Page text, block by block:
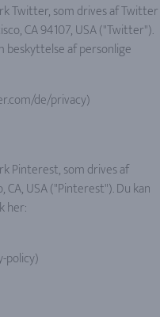
Twitter, som drives af Twitter
CA 94107, USA ("Twitter").
af personlige
de/privacy)
Pinterest, som drives af
USA ("Pinterest"). Du kan
her:
policy)